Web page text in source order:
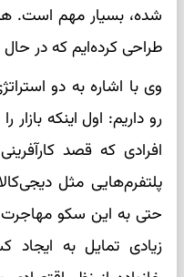
طراحی کرده‌ایم که در
وی با اشاره به دو
رو داریم: اول اینکه
افرادی که قصد
حتی به این سکو مهاجرت
زیادی تمایل به